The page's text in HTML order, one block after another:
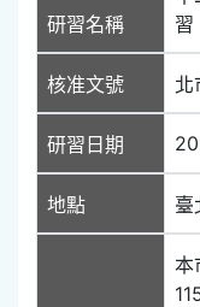
研習名稱
習
核准文號 北
研習日期
地點 臺
本